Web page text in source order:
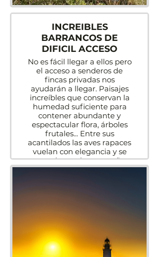
INCREIBLES
BARRANCOS DE
DIFICIL ACCESO
No es fácil llegar a ellos pero
el acceso a senderos de
fincas privadas nos
ayudarán a llegar. Paisajes
increíbles que conservan la
humedad suficiente para
contener abundante y
espectacular flora, árboles
frutales... Entre sus
acantilados las aves rapaces
vuelan con elegancia y se
esconden en las pequeñas
cuevas.